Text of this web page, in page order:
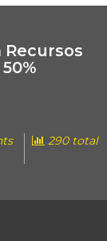
Recursos
290 total